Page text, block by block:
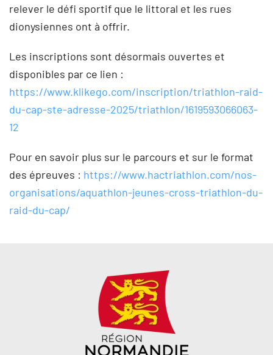
relever le défi sportif que le littoral et les rues
dionysiennes ont à offrir.
Les inscriptions sont désormais ouvertes et
disponibles par ce lien :
https://www.klikego.com/inscription/triathlon-raid-
du-cap-ste-adresse-2025/triathlon/1619593066063-
12
Pour en savoir plus sur le parcours et sur le format
des épreuves : https://www.hactriathlon.com/nos-
organisations/aquathlon-jeunes-cross-triathlon-du-
raid-du-cap/